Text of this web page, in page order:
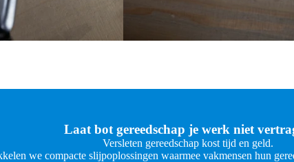
Laat bot gereedschap je werk niet
Versleten gereedschap kost tijd en geld.
we compacte slijpoplossingen waarmee vakmensen hun